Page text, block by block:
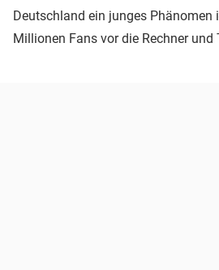
Deutschland ein junges Phänomen
Millionen Fans vor die Rechner und